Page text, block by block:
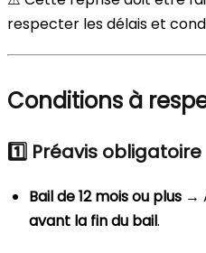
respecter les délais et
Conditions à
1️⃣ Préavis obligatoire
Bail de 12 mois ou plus →
avant la fin du bail.